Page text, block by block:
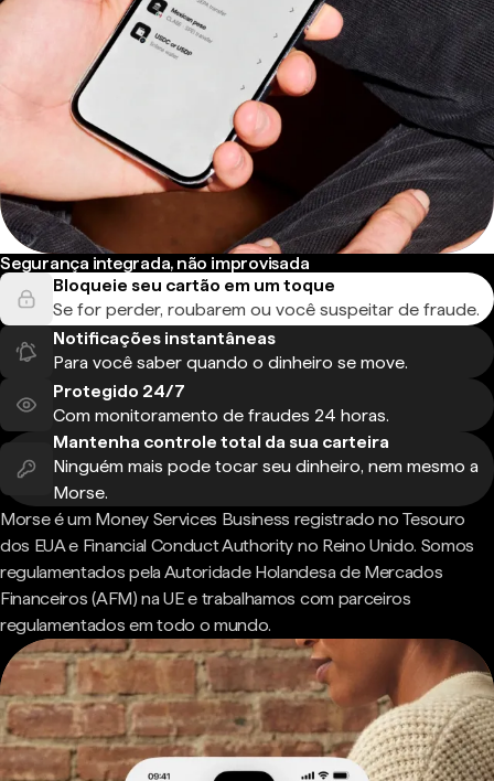
Segurança integrada, não improvisada
Bloqueie seu cartão em um toque
Se for perder, roubarem ou você suspeitar de fraude.
Notificações instantâneas
Para você saber quando o dinheiro se move.
Protegido 24/7
Com monitoramento de fraudes 24 horas.
Mantenha controle total da sua carteira
Ninguém mais pode tocar seu dinheiro, nem mesmo a
Morse.
Morse é um Money Services Business registrado no Tesouro
dos EUA e Financial Conduct Authority no Reino Unido. Somos
regulamentados pela Autoridade Holandesa de Mercados
Financeiros (AFM) na UE e trabalhamos com parceiros
regulamentados em todo o mundo.